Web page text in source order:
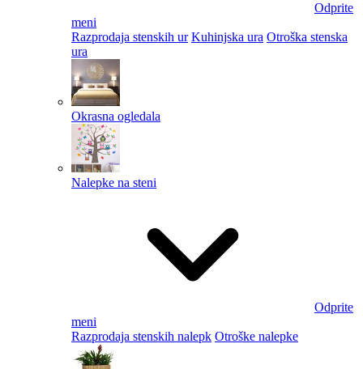
Odprite
meni
Razprodaja stenskih ur Kuhinjska ura Otroška stenska
ura
Okrasna ogledala
Nalepke na steni
Odprite
meni
Razprodaja stenskih nalepk Otroške nalepke